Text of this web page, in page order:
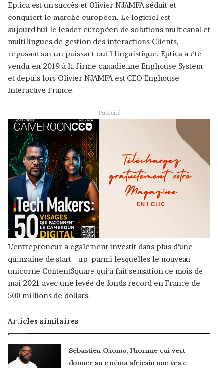
Eptica est un succès et Olivier NJAMFA séduit et
conquiert le marché européen. Le logiciel est
aujourd’hui le leader européen de solutions multicanal et
multilingues de gestion des interactions Clients,
reposant sur un puissant outil linguistique. Eptica a été
vendu en 2019 à la firme canadienne Enghouse System
et depuis lors Olivier NJAMFA est CEO Enghouse
Interactive France.
Publicité
L’entrepreneur a également investit dans plus d’une
quinzaine de start –up parmi lesquelles le nouveau
unicorne ContentSquare qui a fait sensation ce mois de
mai 2021 avec une levée de fonds record en France de
500 millions de dollars.
Articles similaires
Sébastien Onomo, l’homme qui veut
donner au cinéma africain une vraie